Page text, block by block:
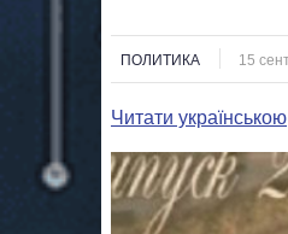
ПОЛИТИКА 15
Читати українською